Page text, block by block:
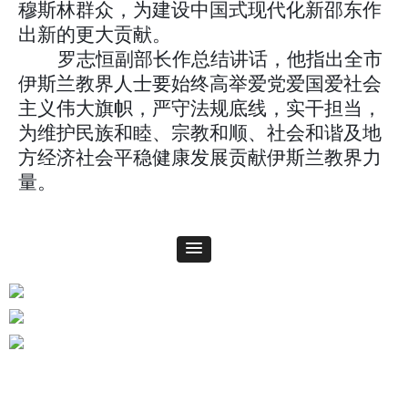
穆斯林群众，为建设中国式现代化新邵东作
出新的更大贡献。
罗志恒副部长作总结讲话，他指出全市
伊斯兰教界人士要始终高举爱党爱国爱社会
主义伟大旗帜，严守法规底线，实干担当，
为维护民族和睦、宗教和顺、社会和谐及地
方经济社会平稳健康发展贡献伊斯兰教界力
量。